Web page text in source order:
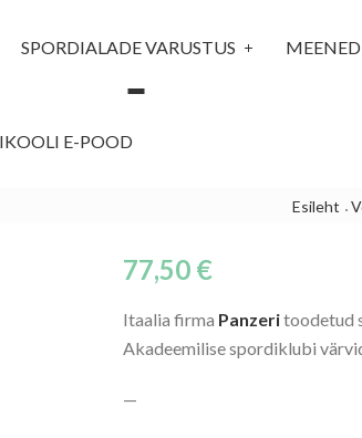
SPORDIALADE VARUSTUS MEENED
E-POOD
Esileht
77,50 €
Itaalia firma Panzeritoodetud
Akadeemilise spordiklubi
—